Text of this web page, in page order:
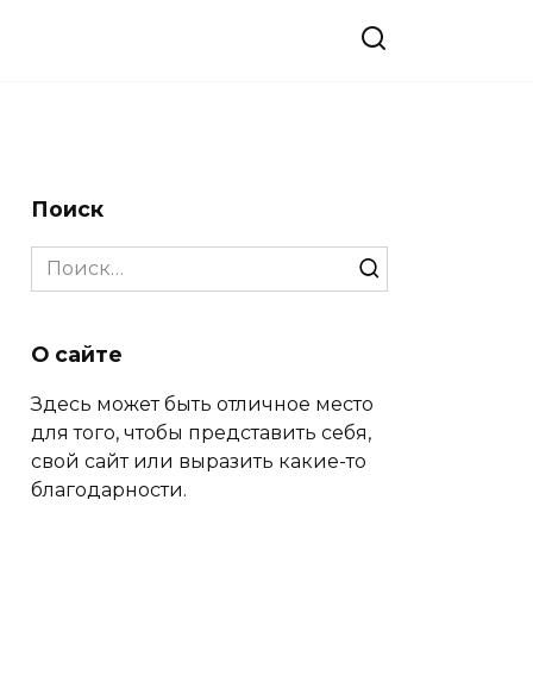
Поиск
Search
for:
О сайте
Здесь может быть отличное место
для того, чтобы представить себя,
свой сайт или выразить какие-то
благодарности.